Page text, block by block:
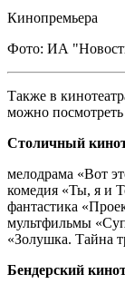
Кинопремьера
Фото: ИА
Также в
можно
Столичный
мелодрама «Вот
комедия «Ты, я и
фантастика
мультфильмы
«Золушка. Тайна
Бендерский